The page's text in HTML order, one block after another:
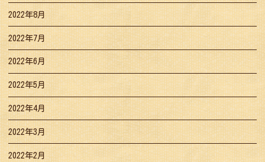
2022年8月
2022年7月
2022年6月
2022年5月
2022年4月
2022年3月
2022年2月